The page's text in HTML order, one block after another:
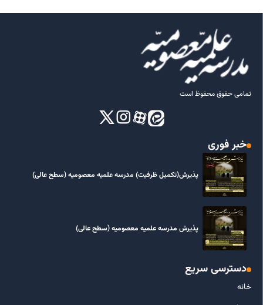
تمامی حقوق محفوظ است
خبر فوری
پذیرش(تکمیل ظرفیت) مدرسه علمیه معصومیه‌ (سطح عالی)
پذیرش مدرسه علمیه معصومیه‌ (سطح عالی)
دسترسی سریع
خانه